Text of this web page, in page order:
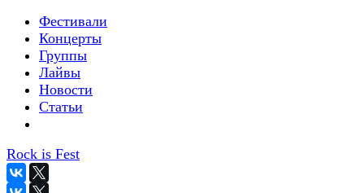
Фестивали
Концерты
Группы
Лайвы
Новости
Статьи
Rock is Fest